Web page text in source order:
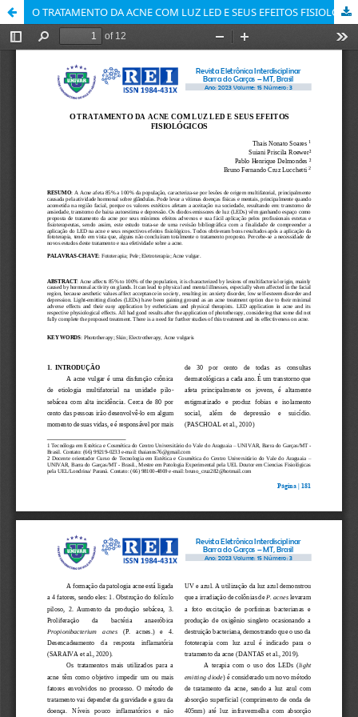
O TRATAMENTO DA ACNE COM LUZ LED E SEUS EFEITOS FISIOLÓGICOS